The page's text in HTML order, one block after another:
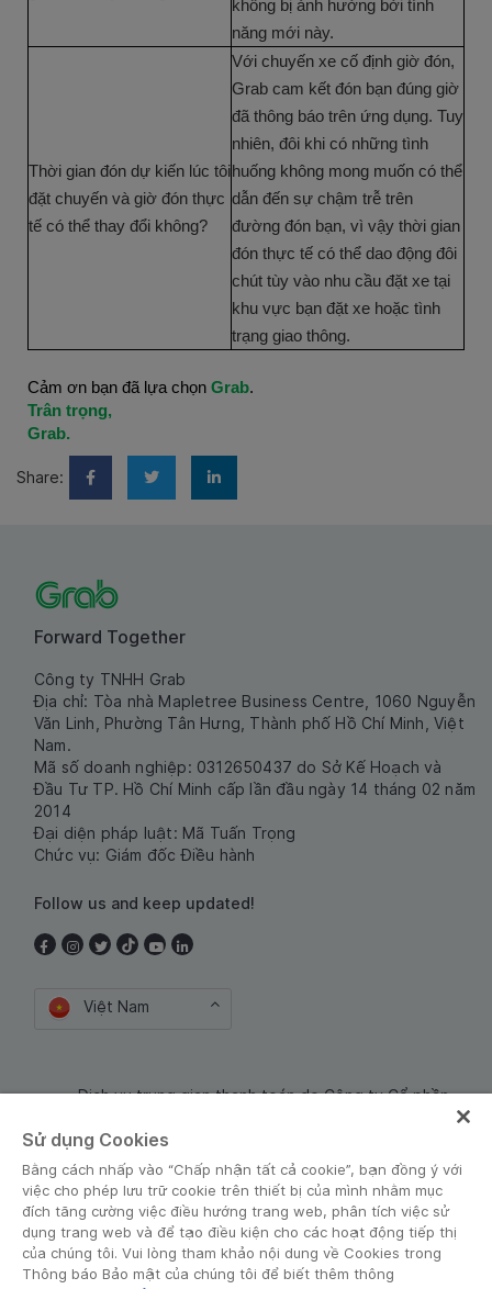
không bị ảnh hưởng bởi tính
năng mới này.
Thời gian đón dự kiến lúc tôi
đặt chuyến và giờ đón thực
tế có thể thay đổi không?
Với chuyến xe cố định giờ đón,
Grab cam kết đón bạn đúng giờ
đã thông báo trên ứng dụng. Tuy
nhiên, đôi khi có những tình
huống không mong muốn có thể
dẫn đến sự chậm trễ trên
đường đón bạn, vì vậy thời gian
đón thực tế có thể dao động đôi
chút tùy vào nhu cầu đặt xe tại
khu vực bạn đặt xe hoặc tình
trạng giao thông.
Cảm ơn bạn đã lựa chọn Grab.
Trân trọng,
Grab.
Share:
Forward Together
Công ty TNHH Grab
Địa chỉ: Tòa nhà Mapletree Business Centre, 1060 Nguyễn
Văn Linh, Phường Tân Hưng, Thành phố Hồ Chí Minh, Việt
Nam.
Mã số doanh nghiệp: 0312650437 do Sở Kế Hoạch và
Đầu Tư TP. Hồ Chí Minh cấp lần đầu ngày 14 tháng 02 năm
2014
Đại diện pháp luật: Mã Tuấn Trọng
Chức vụ: Giám đốc Điều hành
Follow us and keep updated!
Việt Nam
Dịch vụ trung gian thanh toán do Công ty Cổ phần
Sử dụng Cookies
Bằng cách nhấp vào “Chấp nhận tất cả cookie”, bạn đồng ý với
việc cho phép lưu trữ cookie trên thiết bị của mình nhằm mục
đích tăng cường việc điều hướng trang web, phân tích việc sử
dụng trang web và để tạo điều kiện cho các hoạt động tiếp thị
của chúng tôi. Vui lòng tham khảo nội dung về Cookies trong
Thông báo Bảo mật của chúng tôi để biết thêm thông